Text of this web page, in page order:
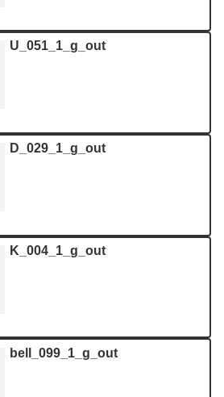
U_051_1_g_out
D_029_1_g_out
K_004_1_g_out
bell_099_1_g_out